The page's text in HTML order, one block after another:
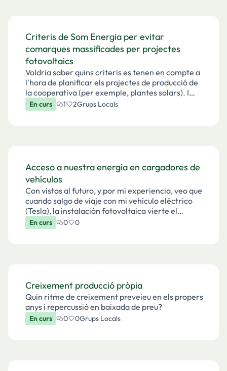
Criteris de Som Energia per evitar
comarques massificades per projectes
fotovoltaics
Voldria saber quins criteris es tenen en compte a
l'hora de planificar els projectes de producció de
la cooperativa (per exemple, plantes solars). I
més concretament, voldria saber si es té en
compte la distribució i el reequilibri territor…
En curs 1 2Grups Locals
Acceso a nuestra energía en cargadores de
vehículos
Con vistas al futuro, y por mi experiencia, veo que
cuando salgo de viaje con mi vehículo eléctrico
(Tesla), la instalación fotovoltaica vierte el
excedente y tengo que pagar en los cargadores
de cualquier compañía.Quizá se podría estudiar …
En curs 0 0
Creixement producció pròpia
Quin ritme de creixement preveieu en els propers
anys i repercussió en baixada de preu?
En curs 0 0Grups Locals